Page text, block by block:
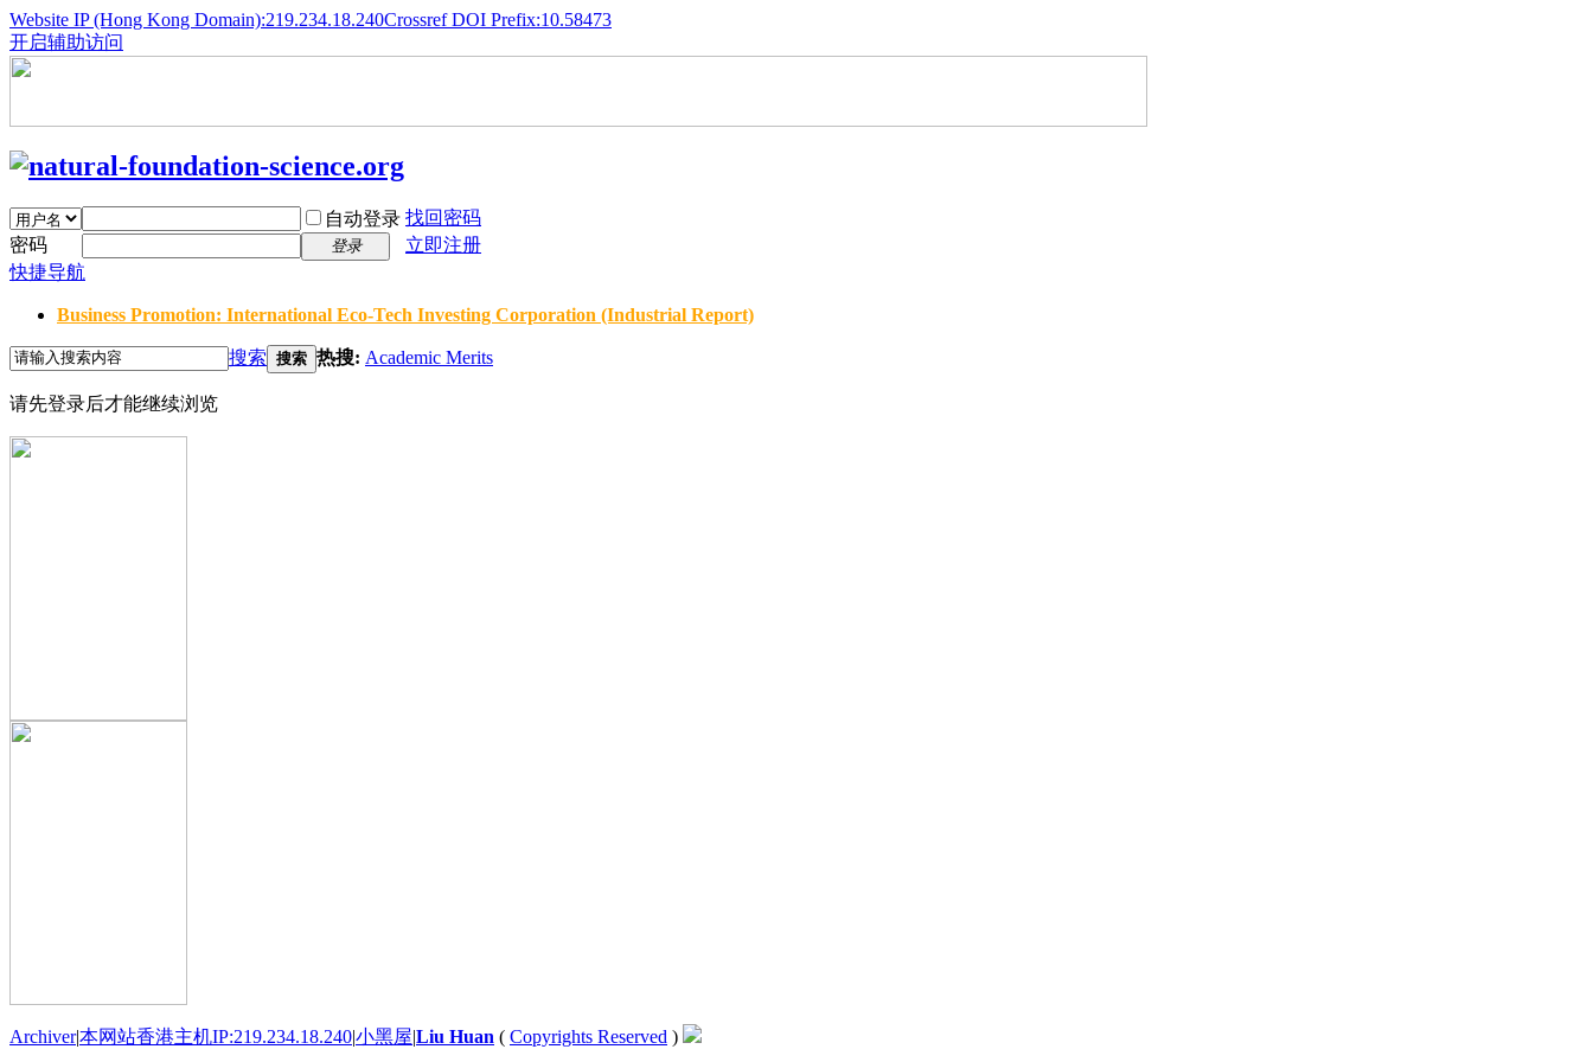
Website IP (Hong Kong Domain):219.234.18.240Crossref DOI Prefix:10.58473
开启辅助访问
自动登录 找回密码
密码
登录
立即注册
快捷导航
Business Promotion: International Eco-Tech Investing Corporation (Industrial Report)
搜索 搜索 热搜: Academic Merits
请先登录后才能继续浏览
Archiver|本网站香港主机IP:219.234.18.240|小黑屋|Liu Huan ( Copyrights Reserved )